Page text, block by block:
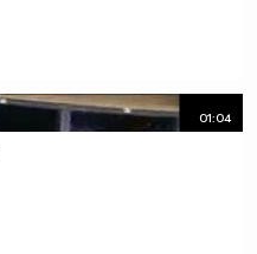
01:04